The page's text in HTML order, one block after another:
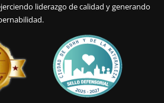
liderazgo de calidad y generando